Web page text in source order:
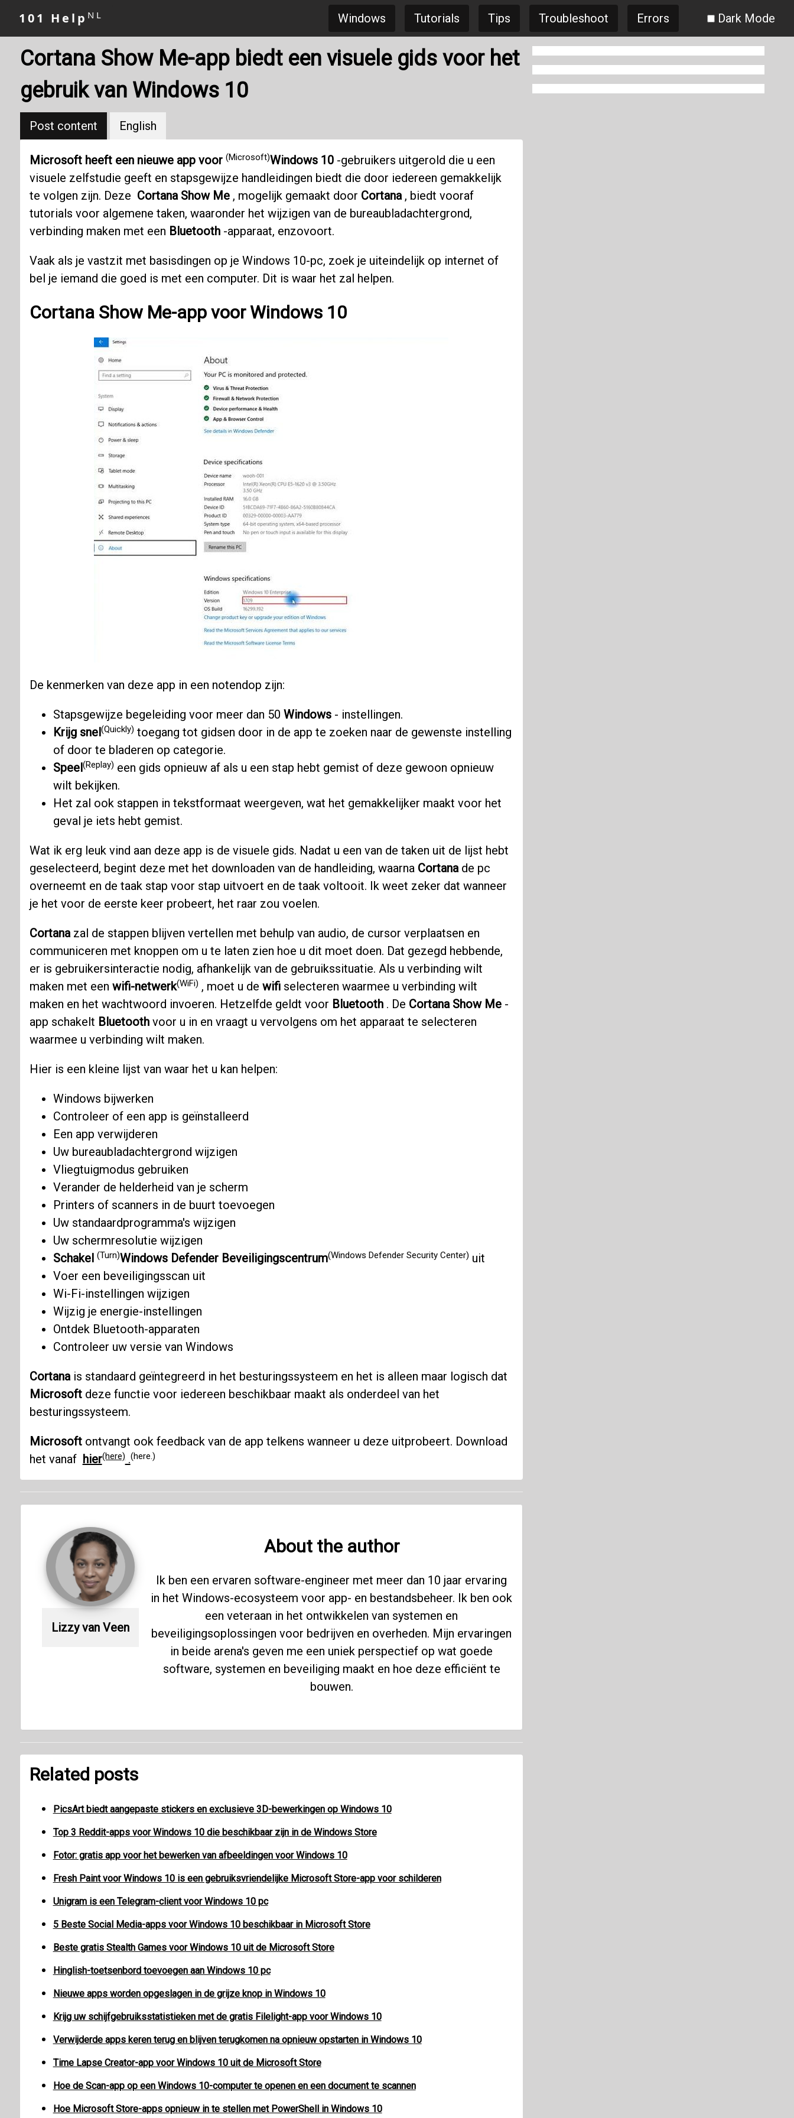
101 Help NL Windows Tutorials Tips Troubleshoot Errors Dark Mode
Cortana Show Me-app biedt een visuele gids voor het
gebruik van Windows 10
Post content English
Microsoft heeft een nieuwe app voor (Microsoft)Windows 10-gebruikers uitgerold die u een
visuele zelfstudie geeft en stapsgewijze handleidingen biedt die door iedereen gemakkelijk
te volgen zijn. Deze Cortana Show Me, mogelijk gemaakt door Cortana, biedt vooraf
tutorials voor algemene taken, waaronder het wijzigen van de bureaubladachtergrond,
verbinding maken met een Bluetooth-apparaat, enzovoort.
Vaak als je vastzit met basisdingen op je Windows 10-pc, zoek je uiteindelijk op internet of
bel je iemand die goed is met een computer. Dit is waar het zal helpen.
Cortana Show Me-app voor Windows 10
De kenmerken van deze app in een notendop zijn:
Stapsgewijze begeleiding voor meer dan 50 Windows- instellingen.
Krijg snel(Quickly) toegang tot gidsen door in de app te zoeken naar de gewenste instelling
of door te bladeren op categorie.
Speel(Replay) een gids opnieuw af als u een stap hebt gemist of deze gewoon opnieuw
wilt bekijken.
Het zal ook stappen in tekstformaat weergeven, wat het gemakkelijker maakt voor het
geval je iets hebt gemist.
Wat ik erg leuk vind aan deze app is de visuele gids. Nadat u een van de taken uit de lijst hebt
geselecteerd, begint deze met het downloaden van de handleiding, waarna Cortanade pc
overneemt en de taak stap voor stap uitvoert en de taak voltooit. Ik weet zeker dat wanneer
je het voor de eerste keer probeert, het raar zou voelen.
Cortanazal de stappen blijven vertellen met behulp van audio, de cursor verplaatsen en
communiceren met knoppen om u te laten zien hoe u dit moet doen. Dat gezegd hebbende,
er is gebruikersinteractie nodig, afhankelijk van de gebruikssituatie. Als u verbinding wilt
maken met een wifi-netwerk(WiFi) , moet u de wifiselecteren waarmee u verbinding wilt
maken en het wachtwoord invoeren. Hetzelfde geldt voor Bluetooth. De Cortana Show Me-
app schakelt Bluetoothvoor u in en vraagt ​​u vervolgens om het apparaat te selecteren
waarmee u verbinding wilt maken.
Hier is een kleine lijst van waar het u kan helpen:
Windows bijwerken
Controleer of een app is geïnstalleerd
Een app verwijderen
Uw bureaubladachtergrond wijzigen
Vliegtuigmodus gebruiken
Verander de helderheid van je scherm
Printers of scanners in de buurt toevoegen
Uw standaardprogramma's wijzigen
Uw schermresolutie wijzigen
Schakel (Turn)Windows Defender Beveiligingscentrum(Windows Defender Security Center) uit
Voer een beveiligingsscan uit
Wi-Fi-instellingen wijzigen
Wijzig je energie-instellingen
Ontdek Bluetooth-apparaten
Controleer uw versie van Windows
Cortanais standaard geïntegreerd in het besturingssysteem en het is alleen maar logisch dat
Microsoftdeze functie voor iedereen beschikbaar maakt als onderdeel van het
besturingssysteem.
Microsoftontvangt ook feedback van de app telkens wanneer u deze uitprobeert. Download
het vanaf hier(here).(here.)
Lizzy van Veen
About the author
Ik ben een ervaren software-engineer met meer dan 10 jaar ervaring
in het Windows-ecosysteem voor app- en bestandsbeheer. Ik ben ook
een veteraan in het ontwikkelen van systemen en
beveiligingsoplossingen voor bedrijven en overheden. Mijn ervaringen
in beide arena's geven me een uniek perspectief op wat goede
software, systemen en beveiliging maakt en hoe deze efficiënt te
bouwen.
Related posts
PicsArt biedt aangepaste stickers en exclusieve 3D-bewerkingen op Windows 10
Top 3 Reddit-apps voor Windows 10 die beschikbaar zijn in de Windows Store
Fotor: gratis app voor het bewerken van afbeeldingen voor Windows 10
Fresh Paint voor Windows 10 is een gebruiksvriendelijke Microsoft Store-app voor schilderen
Unigram is een Telegram-client voor Windows 10 pc
5 Beste Social Media-apps voor Windows 10 beschikbaar in Microsoft Store
Beste gratis Stealth Games voor Windows 10 uit de Microsoft Store
Hinglish-toetsenbord toevoegen aan Windows 10 pc
Nieuwe apps worden opgeslagen in de grijze knop in Windows 10
Krijg uw schijfgebruiksstatistieken met de gratis Filelight-app voor Windows 10
Verwijderde apps keren terug en blijven terugkomen na opnieuw opstarten in Windows 10
Time Lapse Creator-app voor Windows 10 uit de Microsoft Store
Hoe de Scan-app op een Windows 10-computer te openen en een document te scannen
Hoe Microsoft Store-apps opnieuw in te stellen met PowerShell in Windows 10